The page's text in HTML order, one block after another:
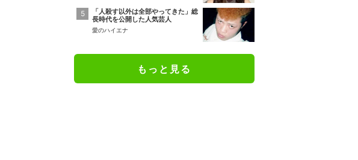
「人殺す以外は全部やってきた」総
長時代を公開した人気芸人
愛のハイエナ
もっと見る